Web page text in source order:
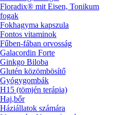
Floradix® mit Eisen, Tonikum
fogak
Fokhagyma kapszula
Fontos vitaminok
Fűben-fában orvosság
Galacordin Forte
Ginkgo Biloba
Glutén közömbösítő
Gyógygombák
H15 (tömjén terápia)
Haj,bőr
Háziállatok számára